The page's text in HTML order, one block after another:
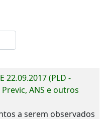
22.09.2017 (PLD -
ANS e outros
a serem observados